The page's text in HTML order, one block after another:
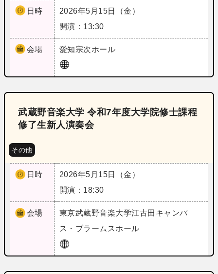
日時
2026年5月15日（金）
開演：13:30
会場 愛知宗次ホール
武蔵野音楽大学 令和7年度大学院修士課程
修了生新人演奏会
その他
日時
2026年5月15日（金）
開演：18:30
会場 東京武蔵野音楽大学江古田キャンパ
ス・ブラームスホール